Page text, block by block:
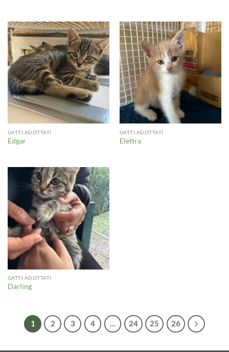
GATTI ADOTTATI
Edgar
GATTI ADOTTATI
Elettra
GATTI ADOTTATI
Darling
1 2 3 4 … 24 25 26